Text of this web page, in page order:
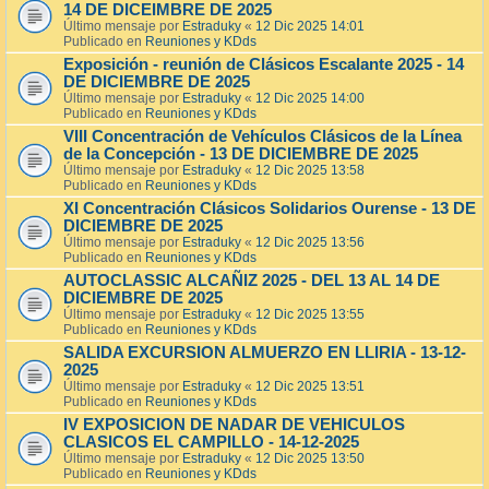
14 DE DICEIMBRE DE 2025
Último mensaje por Estraduky « 12 Dic 2025 14:01
Publicado en Reuniones y KDds
Exposición - reunión de Clásicos Escalante 2025 - 14
DE DICIEMBRE DE 2025
Último mensaje por Estraduky « 12 Dic 2025 14:00
Publicado en Reuniones y KDds
VIII Concentración de Vehículos Clásicos de la Línea
de la Concepción - 13 DE DICIEMBRE DE 2025
Último mensaje por Estraduky « 12 Dic 2025 13:58
Publicado en Reuniones y KDds
XI Concentración Clásicos Solidarios Ourense - 13 DE
DICIEMBRE DE 2025
Último mensaje por Estraduky « 12 Dic 2025 13:56
Publicado en Reuniones y KDds
AUTOCLASSIC ALCAÑIZ 2025 - DEL 13 AL 14 DE
DICIEMBRE DE 2025
Último mensaje por Estraduky « 12 Dic 2025 13:55
Publicado en Reuniones y KDds
SALIDA EXCURSION ALMUERZO EN LLIRIA - 13-12-
2025
Último mensaje por Estraduky « 12 Dic 2025 13:51
Publicado en Reuniones y KDds
IV EXPOSICION DE NADAR DE VEHICULOS
CLASICOS EL CAMPILLO - 14-12-2025
Último mensaje por Estraduky « 12 Dic 2025 13:50
Publicado en Reuniones y KDds